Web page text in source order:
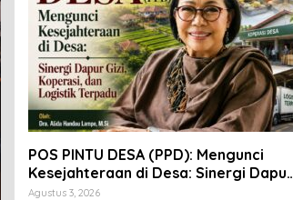
POS PINTU DESA (PPD): Mengunci
Kesejahteraan di Desa: Sinergi Dapur
Gizi, Koperasi, dan Logistik Terpadu
Agustus 3, 2026